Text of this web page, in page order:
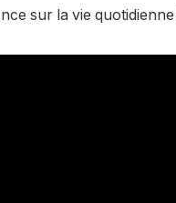
sur la vie quotidienne